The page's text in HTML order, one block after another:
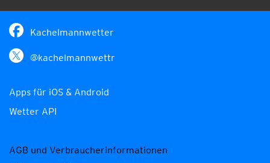
Kachelmannwetter
@kachelmannwettr
Apps für iOS & Android
Wetter API
AGB und Verbraucherinformationen